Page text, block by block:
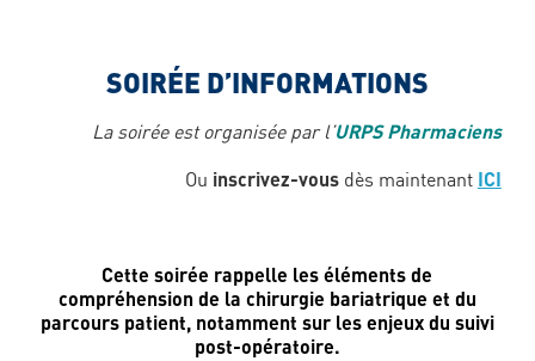
SOIRÉE D’INFORMATIONS
La soirée est organisée par l’URPS Pharmaciens
Ou inscrivez-vousdès maintenant ICI
Cette soirée rappelle les éléments de
compréhension de la chirurgie bariatrique et du
parcours patient, notamment sur les enjeux du suivi
post-opératoire.